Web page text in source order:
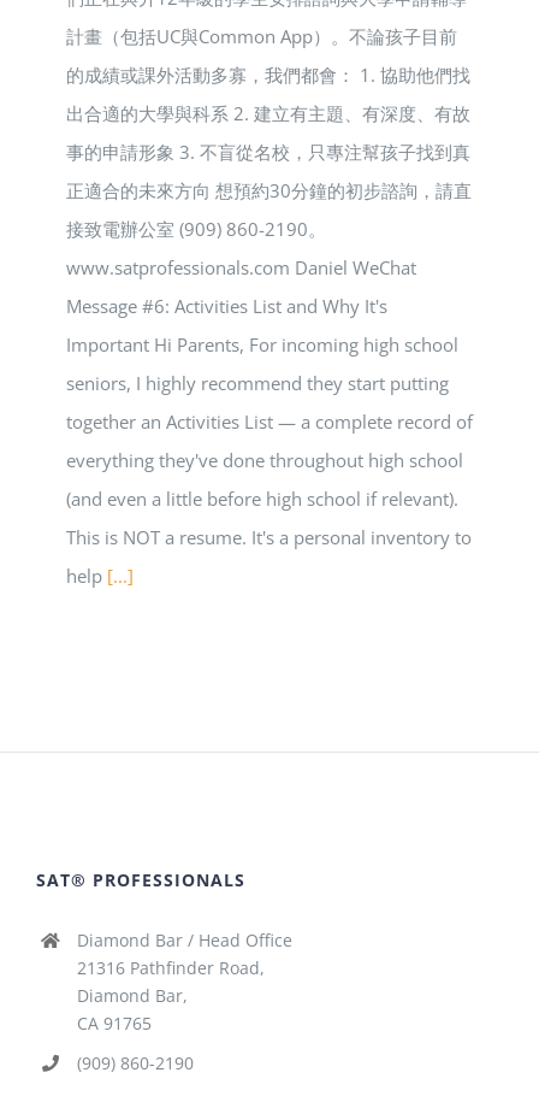
計畫（包括UC與Common App）。不論孩子目前
的成績或課外活動多寡，我們都會： 1. 協助他們找
出合適的大學與科系 2. 建立有主題、有深度、有故
事的申請形象 3. 不盲從名校，只專注幫孩子找到真
正適合的未來方向 想預約30分鐘的初步諮詢，請直
接致電辦公室 (909) 860-2190。
www.satprofessionals.com Daniel WeChat
Message #6: Activities List and Why It's
Important Hi Parents, For incoming high school
seniors, I highly recommend they start putting
together an Activities List — a complete record of
everything they've done throughout high school
(and even a little before high school if relevant).
This is NOT a resume. It's a personal inventory to
help [...]
SAT® PROFESSIONALS
Diamond Bar / Head Office
21316 Pathfinder Road,
Diamond Bar,
CA 91765
(909) 860-2190